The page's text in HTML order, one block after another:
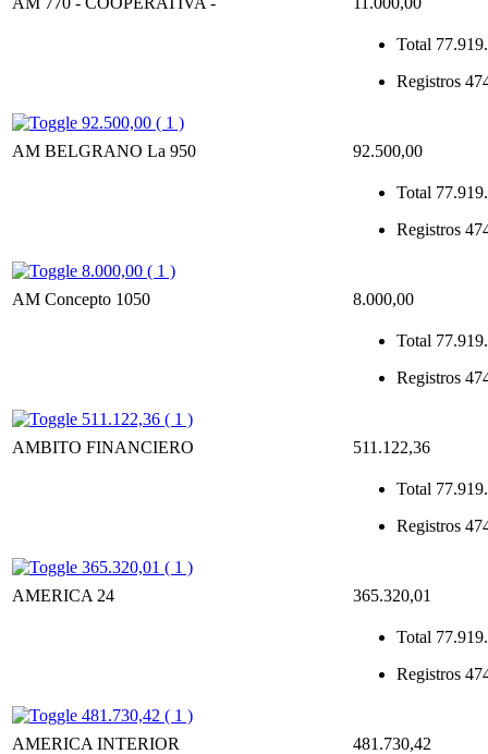
Total
Registros
92.500,00 ( 1 )
AM BELGRANO La 950
92.500,00
Total
Registros
8.000,00 ( 1 )
AM Concepto 1050
8.000,00
Total
Registros
511.122,36 ( 1 )
AMBITO FINANCIERO
511.122,36
Total
Registros
365.320,01 ( 1 )
AMERICA 24
365.320,01
Total
Registros
481.730,42 ( 1 )
AMERICA INTERIOR
481.730,42